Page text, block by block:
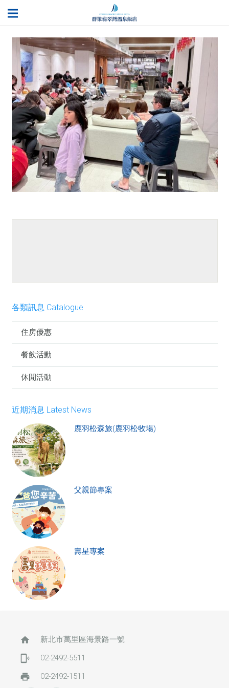
各類訊息 Catalogue
住房優惠
餐飲活動
休閒活動
近期消息 Latest News
鹿羽松森旅(鹿羽松牧場)
父親節專案
壽星專案
home 新北市萬里區海景路一號
phonelink_ring 02-2492-5511
print 02-2492-1511